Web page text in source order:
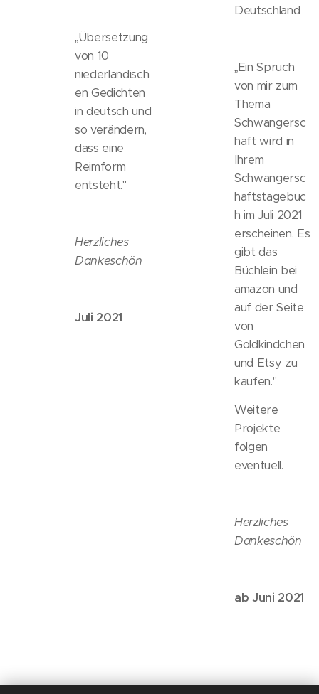
„Übersetzung
von 10
niederländisch
en Gedichten
in deutsch und
so verändern,
dass eine
Reimform
entsteht."
Herzliches
Dankeschön
Juli 2021
Deutschland
„Ein Spruch
von mir zum
Thema
Schwangersc
haft wird in
Ihrem
Schwangersc
haftstagebuc
h im Juli 2021
erscheinen. Es
gibt das
Büchlein bei
amazon und
auf der Seite
von
Goldkindchen
und Etsy zu
kaufen."
Weitere
Projekte
folgen
eventuell.
Herzliches
Dankeschön
ab Juni 2021